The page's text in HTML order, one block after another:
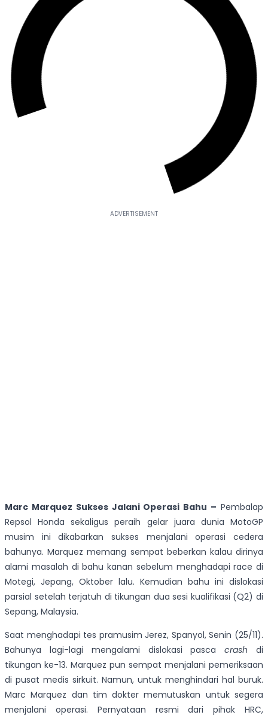
Marc Marquez Sukses Jalani Operasi Bahu – Pembalap
Repsol Honda sekaligus peraih gelar juara dunia MotoGP
musim ini dikabarkan sukses menjalani operasi cedera
bahunya. Marquez memang sempat beberkan kalau dirinya
alami masalah di bahu kanan sebelum menghadapi race di
Motegi, Jepang, Oktober lalu. Kemudian bahu ini dislokasi
parsial setelah terjatuh di tikungan dua sesi kualifikasi (Q2) di
Sepang, Malaysia.
Saat menghadapi tes pramusim Jerez, Spanyol, Senin (25/11).
Bahunya lagi-lagi mengalami dislokasi pascacrash di
tikungan ke-13. Marquez pun sempat menjalani pemeriksaan
di pusat medis sirkuit. Namun, untuk menghindari hal buruk.
Marc Marquez dan tim dokter memutuskan untuk segera
menjalani operasi. Pernyataan resmi dari pihak HRC,